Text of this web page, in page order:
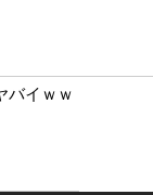
バイｗｗ